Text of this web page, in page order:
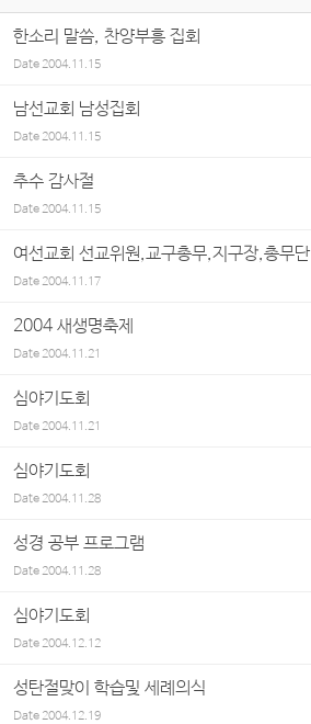
한소리 말씀, 찬양부흥 집회
Date2004.11.15
남선교회 남성집회
Date2004.11.15
추수 감사절
Date2004.11.15
여선교회 선교위원,교구총무,지구장,총무단
Date2004.11.17
2004 새생명축제
Date2004.11.21
심야기도회
Date2004.11.21
심야기도회
Date2004.11.28
성경 공부 프로그램
Date2004.11.28
심야기도회
Date2004.12.12
성탄절맞이 학습및 세례의식
Date2004.12.19